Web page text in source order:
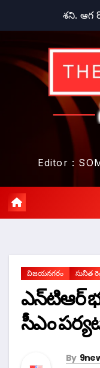
శని. ఆగ
Editor :
విజయనగరం సునీత
ఎన్‌టిఆర్
సీఎం
By